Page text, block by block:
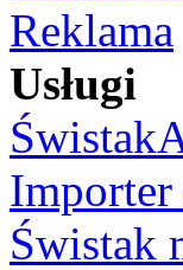
Reklama
Usługi
Świstak